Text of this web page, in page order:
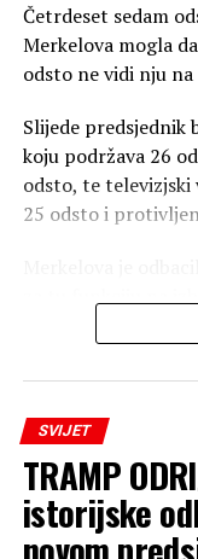
Četrdeset sedam
Merkelova mogla
odsto ne vidi nju
Slijede predsjednik
koju podržava 26
odsto, te televizjski
25 odsto i
Sedamdeset četiri
Pet odsto želi
za ženu.
Do sada su na ovoj
muškarci.
SVIJET
TRAMP
istorijske